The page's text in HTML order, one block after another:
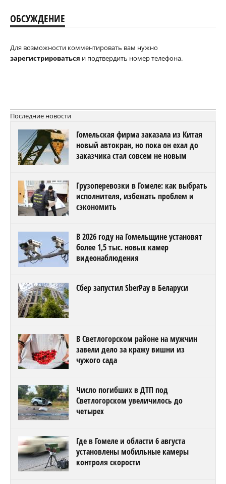
ОБСУЖДЕНИЕ
Для возможности комментировать вам нужно
зарегистрироваться и подтвердить номер телефона.
Последние новости
Гомельская фирма заказала из Китая
новый автокран, но пока он ехал до
заказчика стал совсем не новым
Грузоперевозки в Гомеле: как выбрать
исполнителя, избежать проблем и
сэкономить
В 2026 году на Гомельщине установят
более 1,5 тыс. новых камер
видеонаблюдения
Сбер запустил SberPay в Беларуси
В Светлогорском районе на мужчин
завели дело за кражу вишни из
чужого сада
Число погибших в ДТП под
Светлогорском увеличилось до
четырех
Где в Гомеле и области 6 августа
установлены мобильные камеры
контроля скорости